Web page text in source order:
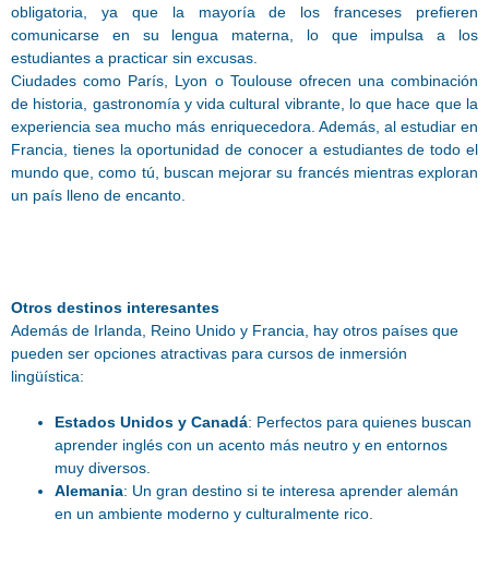
obligatoria, ya que la mayoría de los franceses prefieren
comunicarse en su lengua materna, lo que impulsa a los
estudiantes a practicar sin excusas.
Ciudades como París, Lyon o Toulouse ofrecen una combinación
de historia, gastronomía y vida cultural vibrante, lo que hace que la
experiencia sea mucho más enriquecedora. Además, al estudiar en
Francia, tienes la oportunidad de conocer a estudiantes de todo el
mundo que, como tú, buscan mejorar su francés mientras exploran
un país lleno de encanto.
Otros destinos interesantes
Además de Irlanda, Reino Unido y Francia, hay otros países que
pueden ser opciones atractivas para cursos de inmersión
lingüística:
Estados Unidos y Canadá: Perfectos para quienes buscan
aprender inglés con un acento más neutro y en entornos
muy diversos.
Alemania: Un gran destino si te interesa aprender alemán
en un ambiente moderno y culturalmente rico.